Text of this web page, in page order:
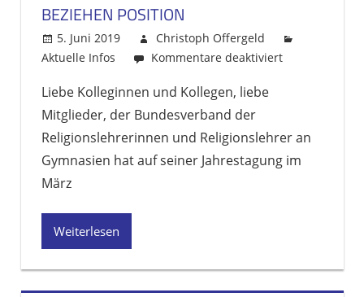
BEZIEHEN POSITION
5. Juni 2019
Christoph Offergeld
Aktuelle Infos
Kommentare deaktiviert
zu
Pfingsten!
Liebe Kolleginnen und Kollegen, liebe
Mitglieder, der Bundesverband der
Religionslehrerinnen und Religionslehrer an
Gymnasien hat auf seiner Jahrestagung im
März
Weiterlesen